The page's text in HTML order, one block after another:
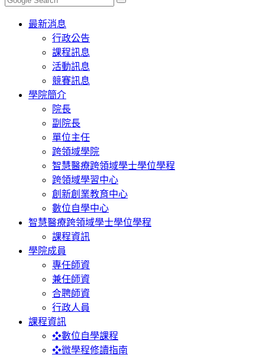
Toggle
navigation
最新消息
行政公告
課程訊息
活動訊息
競賽訊息
學院簡介
院長
副院長
單位主任
跨領域學院
智慧醫療跨領域學士學位學程
跨領域學習中心
創新創業教育中心
數位自學中心
智慧醫療跨領域學士學位學程
課程資訊
學院成員
專任師資
兼任師資
合聘師資
行政人員
課程資訊
❖數位自學課程
❖微學程修讀指南